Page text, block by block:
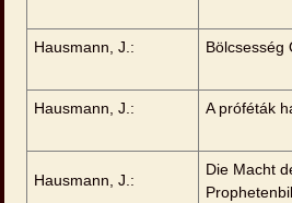
Hausmann, J.: Bölcsesség
Hausmann, J.: A próféták
Hausmann, J.:
Die Macht